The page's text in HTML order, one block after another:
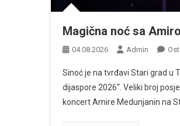
Magična noć sa
04.08.2026 Admin
Sinoć je na tvrđavi Stari grad u
dijaspore 2026“. Veliki broj
koncert Amire Medunjanin na